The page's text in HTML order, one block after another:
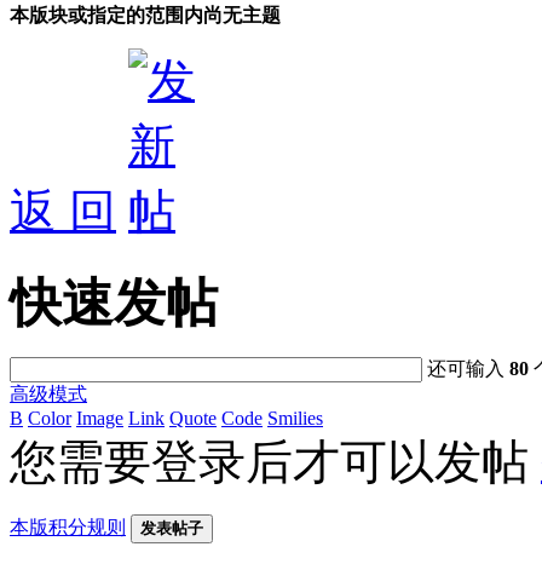
本版块或指定的范围内尚无主题
返 回
快速发帖
还可输入80
高级模式
B Color Image Link Quote Code Smilies
您需要登录后才可以发帖
本版积分规则 发表帖子